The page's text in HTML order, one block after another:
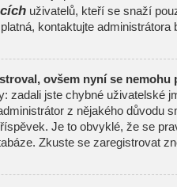
uživatelů, kteří se snaží
kontaktujte administrátora
ovšem nyní se nemohu
zadali jste chybné uživatelské
z nějakého důvodu
Je to obvyklé, že se
Zkuste se zaregistrovat